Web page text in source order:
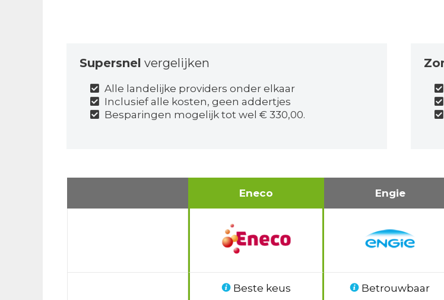
Supersnel vergelijken
Alle landelijke providers onder elkaar
Inclusief alle kosten, geen addertjes
Besparingen mogelijk tot wel € 330,00.
Eneco Engie
Beste keus Betrouwbaar